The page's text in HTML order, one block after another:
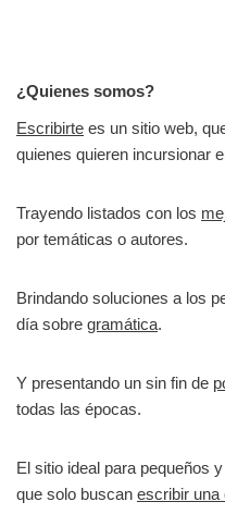
¿Quienes somos?
Escribirte es un sitio web,
quienes quieren incursionar
Trayendo listados con los
por temáticas o autores.
Brindando soluciones a los
día sobre gramática.
Y presentando un sin fin de
todas las épocas.
El sitio ideal para pequeños
que solo buscan escribir una